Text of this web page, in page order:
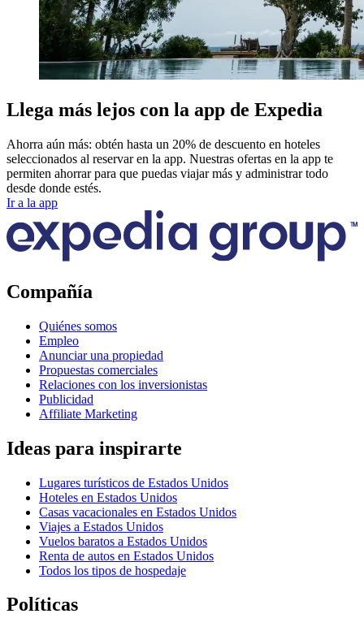
Llega más lejos con la app de Expedia
Ahorra aún más: obtén hasta un 20% de descuento en hoteles
seleccionados al reservar en la app. Nuestras ofertas en la app te
permiten ahorrar para que puedas viajar más y administrar todo
desde donde estés.
Ir a la app
Compañía
Quiénes somos
Empleo
Anunciar una propiedad
Propuestas comerciales
Relaciones con los inversionistas
Publicidad
Affiliate Marketing
Ideas para inspirarte
Lugares turísticos de Estados Unidos
Hoteles en Estados Unidos
Casas vacacionales en Estados Unidos
Viajes a Estados Unidos
Vuelos baratos a Estados Unidos
Renta de autos en Estados Unidos
Todos los tipos de hospedaje
Políticas